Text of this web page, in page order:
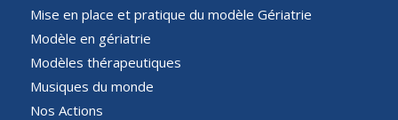
Mise en place et pratique du modèle Gériatrie
Modèle en gériatrie
Modèles thérapeutiques
Musiques du monde
Nos Actions